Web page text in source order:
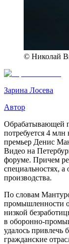
© Николай
Зарина Лосева
Автор
Обрабатывающей
потребуется 4
премьер Денис
Видео на
форуме. Причем
специальностях,
производства.
По словам
промышленности
низкой
в оборонно-
удалось привлечь
гражданские